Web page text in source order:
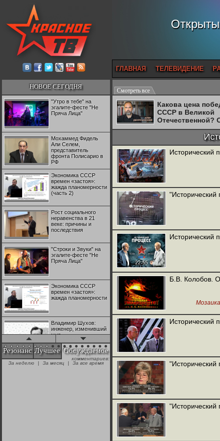
ГЛАВНАЯ ТЕЛЕВИДЕНИЕ
НОВОЕ СЕГОДНЯ
"Утро в тебе" на
эгалите-фесте "Не
Пряча Лица"
Мохаммед Фидель
Али Селем,
представитель
фронта Полисарио в
РФ
Экономика СССР
времен «застоя»:
жажда планомерности
(часть 2)
Рост социального
неравенства в 21
веке: причины и
последствия
"Строки и Звуки" на
эгалите-фесте "Не
Пряча Лица"
Экономика СССР
времен «застоя»:
жажда планомерности
Владимир Шухов:
инженер, изменивший
мир
"Аркадий Коц" на
эгалите-фесте "Не
Резонанс Лучшее Обсуждаемое
комментариев:
За неделю
| За месяц | За все время
Смотреть все
Какова цена
СССР в Великой
Отечественной?
Двуреченский о
Исторический
Исторический
Б.В. Колобов.
Мозаика
Исторический